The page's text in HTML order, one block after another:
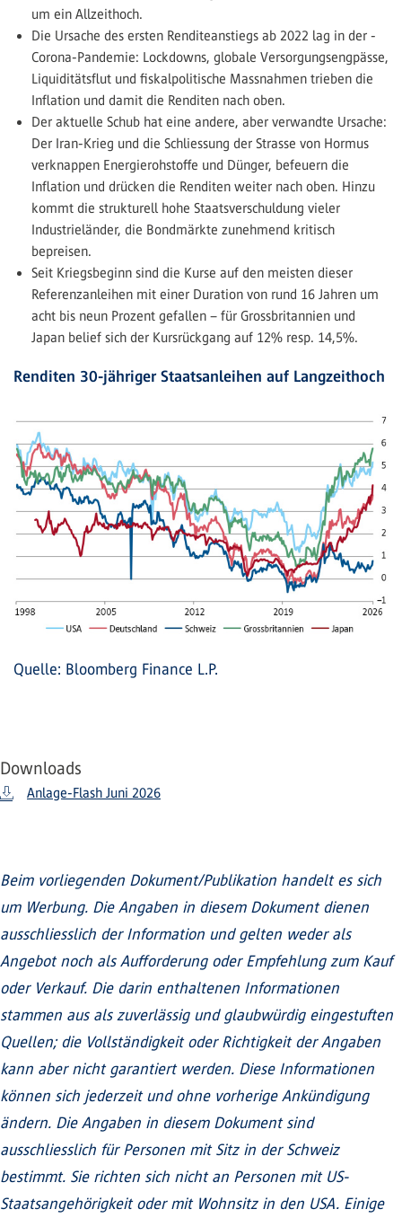
um ein Allzeithoch.
Die Ursache des ersten Renditeanstiegs ab 2022 lag in der ­
Corona-Pandemie: Lockdowns, globale Versorgungsengpässe,
Liquiditätsflut und fiskalpolitische Massnahmen trieben die
Inflation und damit die Renditen nach oben.
Der aktuelle Schub hat eine andere, aber verwandte Ursache:
Der Iran-Krieg und die Schliessung der Strasse von Hormus
verknappen Energierohstoffe und Dünger, befeuern die
Inflation und drücken die Renditen weiter nach oben. Hinzu
kommt die strukturell hohe Staatsverschuldung vieler
Industrieländer, die Bondmärkte zunehmend kritisch
bepreisen.
Seit Kriegsbeginn sind die Kurse auf den meisten dieser
Referenzanleihen mit einer Duration von rund 16 Jahren um
acht bis neun Prozent gefallen – für Grossbritannien und
Japan belief sich der Kursrückgang auf 12% resp. 14,5%.
Renditen 30-jähriger Staatsanleihen auf Langzeithoch
Quelle: Bloomberg Finance L.P.
Downloads
Anlage-Flash Juni 2026
Beim vorliegenden Dokument/Publikation handelt es sich
um Werbung. Die Angaben in diesem Dokument dienen
ausschliesslich der Information und gelten weder als
Angebot noch als Aufforderung oder Empfehlung zum Kauf
oder Verkauf. Die darin enthaltenen Informationen
stammen aus als zuverlässig und glaubwürdig eingestuften
Quellen; die Vollständigkeit oder Richtigkeit der Angaben
kann aber nicht garantiert werden. Diese Informationen
können sich jederzeit und ohne vorherige Ankündigung
ändern. Die Angaben in diesem Dokument sind
ausschliesslich für Personen mit Sitz in der Schweiz
bestimmt. Sie richten sich nicht an Personen mit US-
Staatsangehörigkeit oder mit Wohnsitz in den USA. Einige